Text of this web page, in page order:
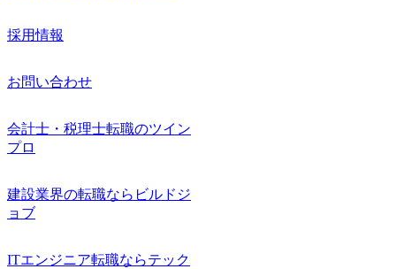
採用情報
お問い合わせ
会計士・税理士転職のツイン
プロ
建設業界の転職ならビルドジ
ョブ
ITエンジニア転職ならテック